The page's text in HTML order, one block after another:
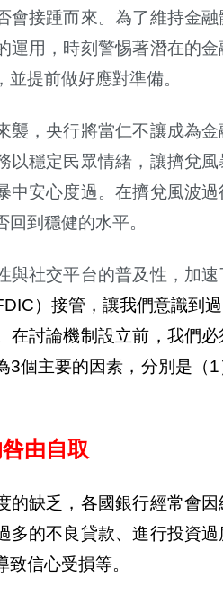
會接踵而來。為了維持金
運用，時刻警惕著潛在的
並提前做好應對準備。
襲，央行將當仁不讓成為
以穩定民眾情緒，讓擠兌
中安心度過。在擠兌風波
到穩健的水平。
與社交平台的普及性，加
）接管，讓我們意識到
在討論機制設立前，我們
3個主要的因素，分別是（
由自取
的缺乏，各國銀行經常會
多的不良貸款、進行投資
信心受損等。